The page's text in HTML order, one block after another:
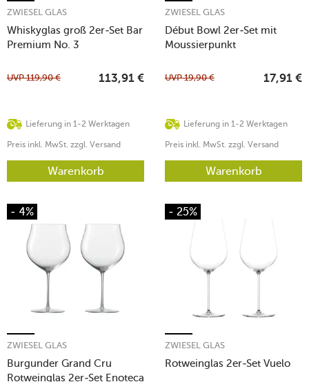
Whiskyglas groß 2er-Set Bar
Premium No. 3
ZWIESEL GLAS
Lieferung in 1-2 Werktagen
UVP119,90 € 113,91 €
Preis inkl. MwSt. zzgl. Versand
Warenkorb
Début Bowl 2er-Set mit
Moussierpunkt
ZWIESEL GLAS
Lieferung in 1-2 Werktagen
UVP19,90 € 17,91 €
Preis inkl. MwSt. zzgl. Versand
Warenkorb
- 4%
Burgunder Grand Cru
Rotweinglas 2er-Set Enoteca
ZWIESEL GLAS
- 25%
Rotweinglas 2er-Set Vuelo
ZWIESEL GLAS